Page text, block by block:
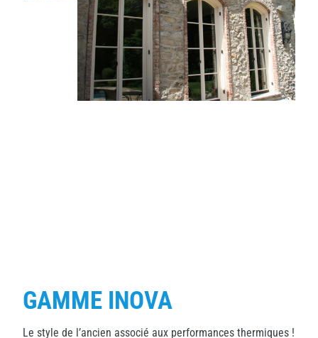
GAMME INOVA
Le style de l’ancien associé aux performances thermiques !